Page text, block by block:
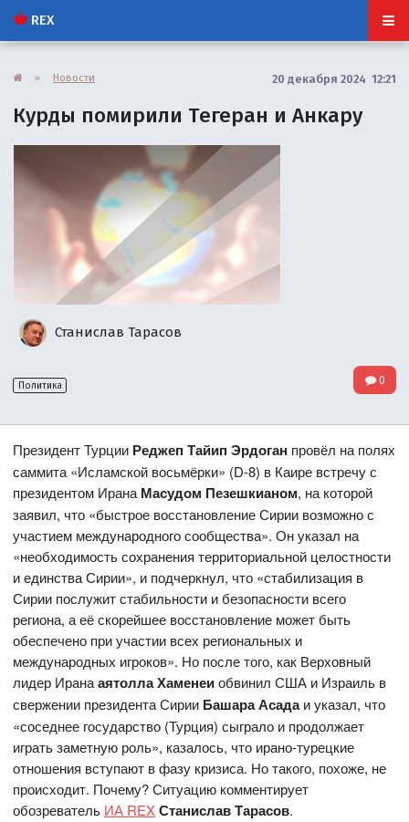
REX
» Новости 20 декабря 2024 12:21
Курды помирили Тегеран и Анкару
Станислав Тарасов
Политика 0
Президент Турции Реджеп Тайип Эрдоган провёл на полях
саммита «Исламской восьмёрки» (D-8) в Каире встречу с
президентом ИранаМасудом Пезешкианом, на которой
заявил, что «быстрое восстановление Сирии возможно с
участием международного сообщества». Он указал на
«необходимость сохранения территориальной целостности
и единства Сирии», и подчеркнул, что «стабилизация в
Сирии послужит стабильности и безопасности всего
региона, а её скорейшее восстановление может быть
обеспечено при участии всех региональных и
международных игроков». Но после того, как Верховный
лидер Иранааятолла Хаменеиобвинил США и Израиль в
свержении президента Сирии Башара Асадаи указал, что
«соседнее государство (Турция) сыграло и продолжает
играть заметную роль», казалось, что ирано-турецкие
отношения вступают в фазу кризиса. Но такого, похоже, не
происходит. Почему? Ситуацию комментирует
обозреватель ИА REXСтанислав Тарасов.